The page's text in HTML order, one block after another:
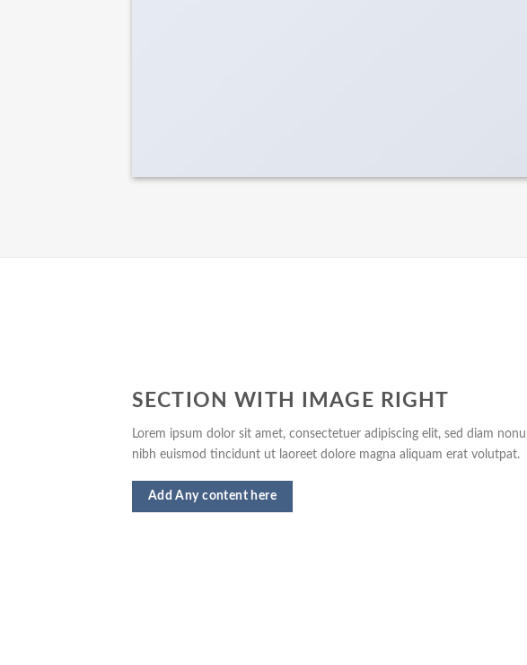
SECTION WITH IMAGE RIGHT
Lorem ipsum dolor sit amet, consectetuer adipiscing elit, sed diam
nibh euismod tincidunt ut laoreet dolore magna aliquam erat volutpat.
Add Any content here